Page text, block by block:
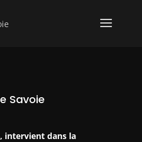
Savoie
intervient dans la